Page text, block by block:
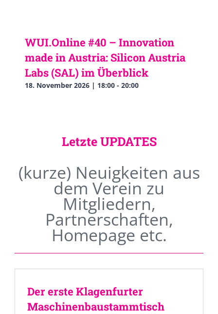
WUI.Online #40 – Innovation
made in Austria: Silicon Austria
Labs (SAL) im Überblick
18. November 2026 | 18:00 - 20:00
Letzte UPDATES
(kurze) Neuigkeiten aus
dem Verein zu
Mitgliedern,
Partnerschaften,
Homepage etc.
Der erste Klagenfurter
Maschinenbaustammtisch